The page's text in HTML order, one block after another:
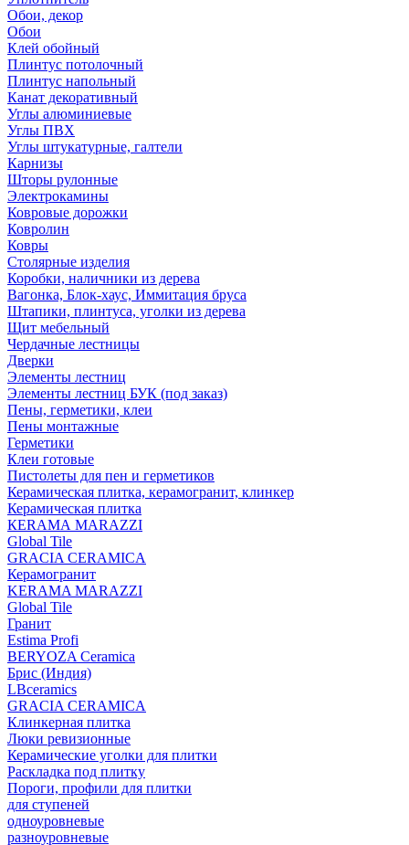
Обои, декор
Обои
Клей обойный
Плинтус потолочный
Плинтус напольный
Канат декоративный
Углы алюминиевые
Углы ПВХ
Углы штукатурные, галтели
Карнизы
Шторы рулонные
Электрокамины
Ковровые дорожки
Ковролин
Ковры
Столярные изделия
Коробки, наличники из дерева
Вагонка, Блок-хаус, Иммитация бруса
Штапики, плинтуса, уголки из дерева
Щит мебельный
Чердачные лестницы
Дверки
Элементы лестниц
Элементы лестниц БУК (под заказ)
Пены, герметики, клеи
Пены монтажные
Герметики
Клеи готовые
Пистолеты для пен и герметиков
Керамическая плитка, керамогранит, клинкер
Керамическая плитка
КЕRАМА MARAZZI
Global Tile
GRACIA CERAMICA
Керамогранит
KERAMA MARAZZI
Global Tile
Гранит
Estima Profi
BERYOZA Ceramica
Брис (Индия)
LBceramics
GRACIA CERAMICA
Клинкерная плитка
Люки ревизионные
Керамические уголки для плитки
Раскладка под плитку
Пороги, профили для плитки
для ступеней
одноуровневые
разноуровневые